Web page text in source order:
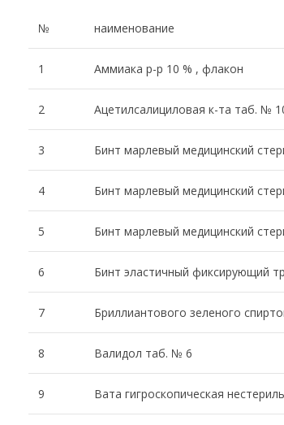
№ наименование
1 Аммиака р-р 10 % , флакон
2 Ацетилсалициловая к-та таб. №
3 Бинт марлевый медицинский
4 Бинт марлевый медицинский
5 Бинт марлевый медицинский
6 Бинт эластичный фиксирующий
7 Бриллиантового зеленого
8 Валидол таб. № 6
9 Вата гигроскопическая